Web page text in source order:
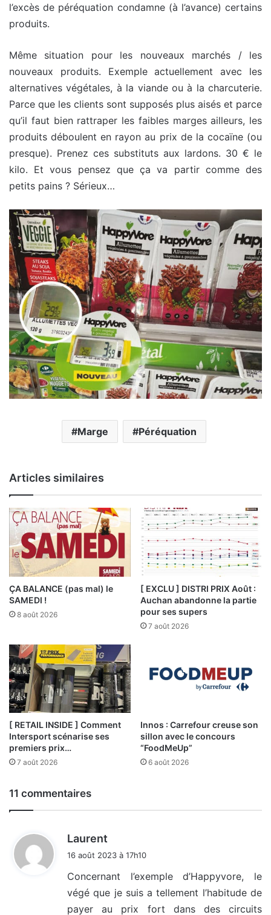
l’excès de péréquation condamne (à l’avance) certains
produits.
Même situation pour les nouveaux marchés / les
nouveaux produits. Exemple actuellement avec les
alternatives végétales, à la viande ou à la charcuterie.
Parce que les clients sont supposés plus aisés et parce
qu’il faut bien rattraper les faibles marges ailleurs, les
produits déboulent en rayon au prix de la cocaïne (ou
presque). Prenez ces substituts aux lardons. 30 € le
kilo. Et vous pensez que ça va partir comme des
petits pains ? Sérieux…
Marge Péréquation
Articles similaires
ÇA BALANCE (pas mal) le
SAMEDI !
8 août 2026
[ EXCLU ] DISTRI PRIX Août :
Auchan abandonne la partie
pour ses supers
7 août 2026
[ RETAIL INSIDE ] Comment
Intersport scénarise ses
premiers prix…
7 août 2026
Innos : Carrefour creuse son
sillon avec le concours
“FoodMeUp”
6 août 2026
11 commentaires
Laurent
i
:
16 août 2023 à 17h10
Concernant l’exemple d’Happyvore, le
végé que je suis a tellement l’habitude de
payer au prix fort dans des circuits